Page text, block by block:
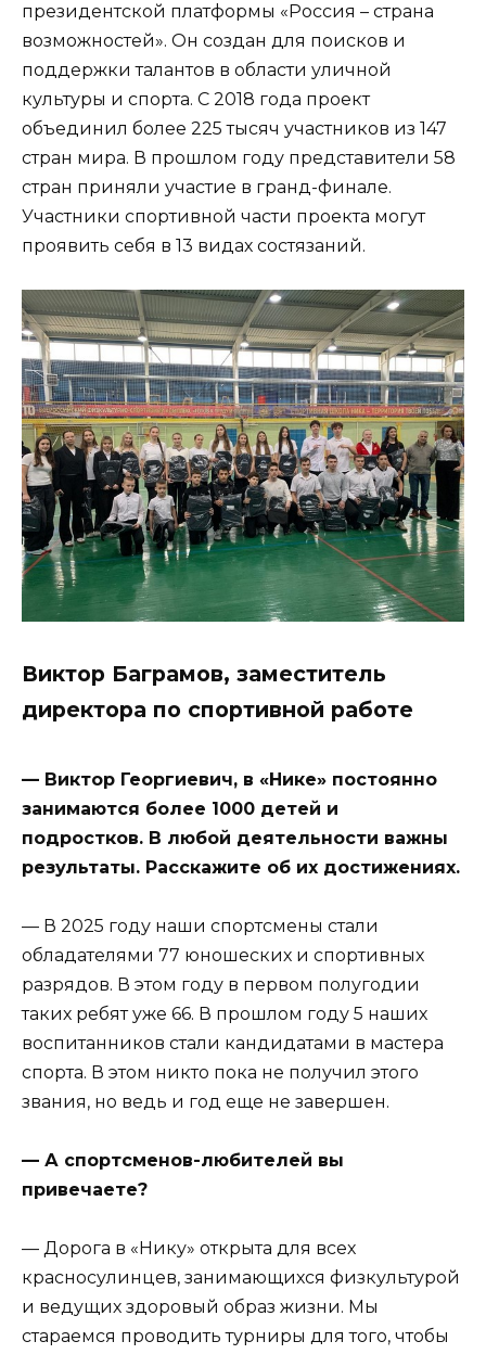
президентской платформы «Россия – страна
возможностей». Он создан для поисков и
поддержки талантов в области уличной
культуры и спорта. С 2018 года проект
объединил более 225 тысяч участников из 147
стран мира. В прошлом году представители 58
стран приняли участие в гранд-финале.
Участники спортивной части проекта могут
проявить себя в 13 видах состязаний.
Виктор Баграмов, заместитель
директора по спортивной работе
— Виктор Георгиевич, в «Нике» постоянно
занимаются более 1000 детей и
подростков. В любой деятельности важны
результаты. Расскажите об их достижениях.
— В 2025 году наши спортсмены стали
обладателями 77 юношеских и спортивных
разрядов. В этом году в первом полугодии
таких ребят уже 66. В прошлом году 5 наших
воспитанников стали кандидатами в мастера
спорта. В этом никто пока не получил этого
звания, но ведь и год еще не завершен.
— А спортсменов-любителей вы
привечаете?
— Дорога в «Нику» открыта для всех
красносулинцев, занимающихся физкультурой
и ведущих здоровый образ жизни. Мы
стараемся проводить турниры для того, чтобы